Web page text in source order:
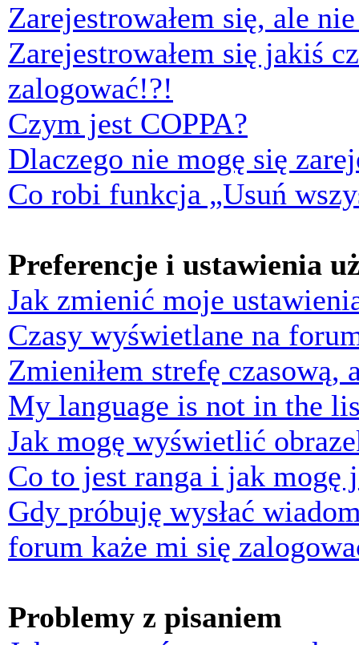
Zarejestrowałem się, ale
Zarejestrowałem się jakiś
zalogować!?!
Czym jest COPPA?
Dlaczego nie mogę się
Co robi funkcja „Usuń
Preferencje i ustawienia
Jak zmienić moje
Czasy wyświetlane na
Zmieniłem strefę czasową,
My language is not in the
Jak mogę wyświetlić
Co to jest ranga i jak mogę
Gdy próbuję wysłać
forum każe mi się
Problemy z pisaniem